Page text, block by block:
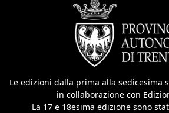
Le edizioni dalla prima alla sedicesima
in collaborazione con
La 17 e 18esima edizione sono